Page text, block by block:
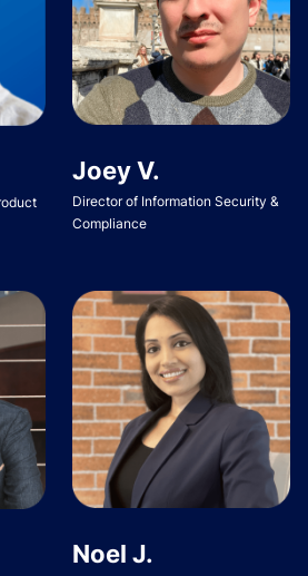
Joey V.
Director of Information Security &
Compliance
Noel J.